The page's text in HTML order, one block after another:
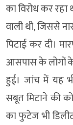
का विरोध कर
वाली थी, जिससे
पिटाई कर दी।
आसपास के लोगों के
हुई। जांच में यह
सबूत मिटाने की
का फुटेज भी